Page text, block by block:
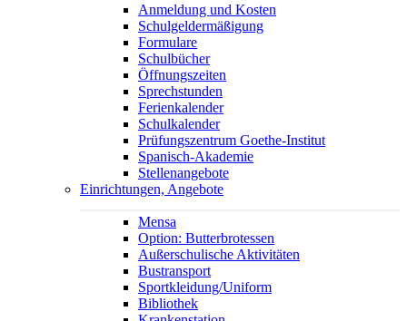
Anmeldung und Kosten
Schulgeldermäßigung
Formulare
Schulbücher
Öffnungszeiten
Sprechstunden
Ferienkalender
Schulkalender
Prüfungszentrum Goethe-Institut
Spanisch-Akademie
Stellenangebote
Einrichtungen, Angebote
Mensa
Option: Butterbrotessen
Außerschulische Aktivitäten
Bustransport
Sportkleidung/Uniform
Bibliothek